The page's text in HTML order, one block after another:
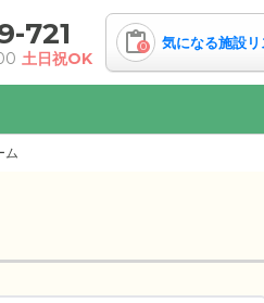
721
土日祝OK
0 気になる施設リ
ム